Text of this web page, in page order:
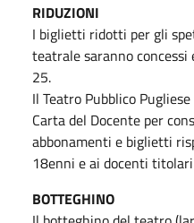
RIDUZIONI
I biglietti ridotti per gli
teatrale saranno
25.
Il Teatro Pubblico
Carta del Docente per
abbonamenti e biglietti
18enni e ai docenti
BOTTEGHINO